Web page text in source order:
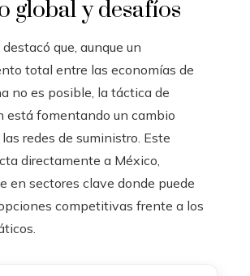
global y desafíos
que, aunque un
total entre las economías de
no es posible, la táctica de
está fomentando un cambio
redes de suministro. Este
directamente a México,
en sectores clave donde puede
competitivas frente a los